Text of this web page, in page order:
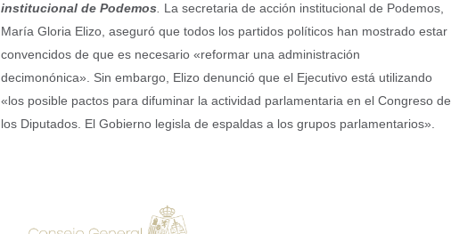
institucional de Podemos La secretaria de acción institucional de Podemos,
María Gloria Elizo, aseguró que todos los partidos políticos han mostrado estar
convencidos de que es necesario «reformar una administración
decimonónica». Sin embargo, Elizo denunció que el Ejecutivo está utilizando
«los posible pactos para difuminar la actividad parlamentaria en el Congreso de
los Diputados. El Gobierno legisla de espaldas a los grupos parlamentarios».